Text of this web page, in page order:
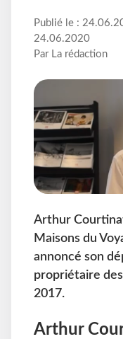
Publié le :
24.06.2020
Par La rédaction
Arthur
Maisons du
annoncé son
propriétaire
2017.
Arthur